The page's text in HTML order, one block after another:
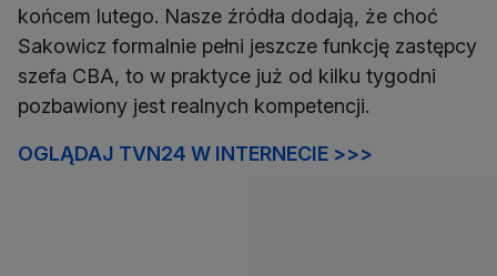
końcem lutego. Nasze źródła dodają, że choć
Sakowicz formalnie pełni jeszcze funkcję zastępcy
szefa CBA, to w praktyce już od kilku tygodni
pozbawiony jest realnych kompetencji.
OGLĄDAJ TVN24 W INTERNECIE >>>